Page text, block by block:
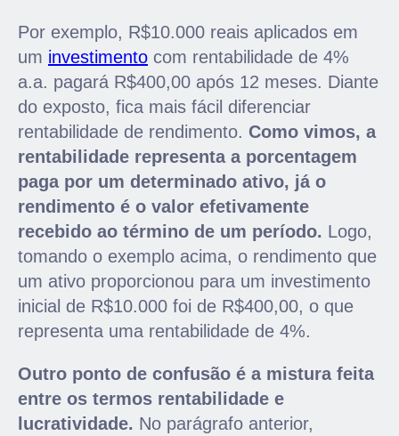
Por exemplo, R$10.000 reais aplicados em
um investimento com rentabilidade de 4%
a.a. pagará R$400,00 após 12 meses. Diante
do exposto, fica mais fácil diferenciar
rentabilidade de rendimento. Como vimos, a
rentabilidade representa a porcentagem
paga por um determinado ativo, já o
rendimento é o valor efetivamente
recebido ao término de um período. Logo,
tomando o exemplo acima, o rendimento que
um ativo proporcionou para um investimento
inicial de R$10.000 foi de R$400,00, o que
representa uma rentabilidade de 4%.
Outro ponto de confusão é a mistura feita
entre os termos rentabilidade e
lucratividade. No parágrafo anterior,